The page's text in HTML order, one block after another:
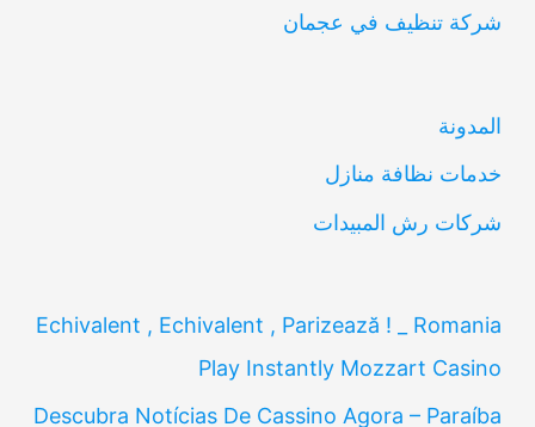
ث
شركة تنظيف في عجمان
المدونة
خدمات نظافة منازل
شركات رش المبيدات
Echivalent , Echivalent , Parizează ! _ Romania
Play Instantly Mozzart Casino
Descubra Notícias De Cassino Agora – Paraíba